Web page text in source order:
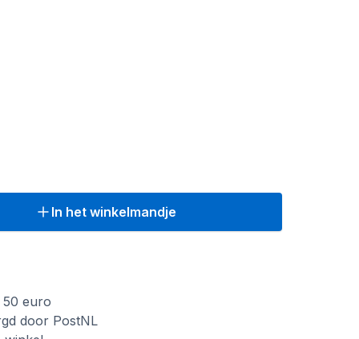
In het winkelmandje
50 euro
door PostNL